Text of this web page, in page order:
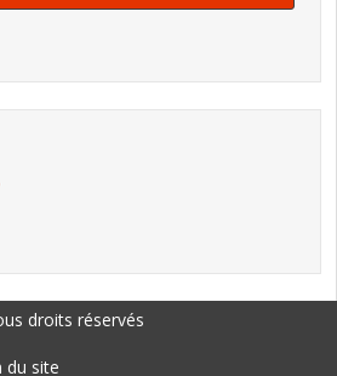
droits réservés
du site